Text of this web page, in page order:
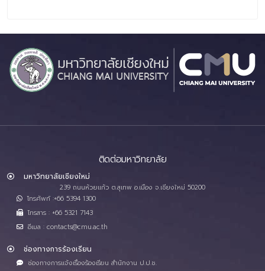
ติดต่อมหาวิทยาลัย
มหาวิทยาลัยเชียงใหม่
239 ถนนห้วยแก้ว ต.สุเทพ อ.เมือง จ.เชียงใหม่ 50200
โทรศัพท์ :+66 5394 1300
โทรสาร : +66 5321 7143
อีเมล : contacts@cmu.ac.th
ช่องทางการร้องเรียน
ช่องทางการแจ้งเรื่องร้องเรียน สำนักงาน ป.ป.ช.